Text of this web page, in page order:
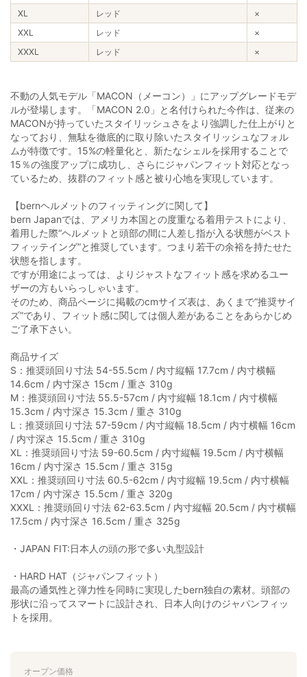
XL
レッド
×
XXL
レッド
×
XXXL
レッド ×
不動の人気モデル「MACON（メーコン）」にアップグレードモデ
ルが登場します。「MACON 2.0」と名付けられた今作は、従来の
MACONが持っていたスタイリッシュさをより強調した仕上がりと
なっており、無駄を徹底的に取り除いたスタイリッシュなフォル
ムが特徴です。15%の軽量化と、新たなシェルを採用することで
15％の強度アップに成功し、さらにジャパンフィット対応となっ
ているため、抜群のフィット感と被り心地を実現しています。
【bernヘルメットのフィッティングに関して】
bern Japanでは、アメリカ本国との度重なる着用テストにより、
着用した際“ヘルメットと頭部の間に人差し指が入る状態がベスト
フィッテイング”と推奨しています。つまり若干の余裕を持たせた
状態を指します。
ですが用途によっては、よりジャストなフィット感を求めるユー
ザーの方もいらっしゃいます。
そのため、商品ページに掲載のcmサイズ表は、あくまで“推奨サイ
ズ”であり、フィット感に関しては個人差があることをあらかじめ
ご了承下さい。
商品サイズ
S：推奨頭回り寸法 54-55.5cm / 内寸縦幅 17.7cm / 内寸横幅
14.6cm / 内寸深さ 15cm / 重さ 310g
M：推奨頭回り寸法 55.5-57cm / 内寸縦幅 18.1cm / 内寸横幅
15.3cm / 内寸深さ 15.3cm / 重さ 310g
L：推奨頭回り寸法 57-59cm / 内寸縦幅 18.5cm / 内寸横幅 16cm
/ 内寸深さ 15.5cm / 重さ 310g
XL：推奨頭回り寸法 59-60.5cm / 内寸縦幅 19.5cm / 内寸横幅
16cm / 内寸深さ 15.5cm / 重さ 315g
XXL：推奨頭回り寸法 60.5-62cm / 内寸縦幅 19.5cm / 内寸横幅
17cm / 内寸深さ 15.5cm / 重さ 320g
XXXL：推奨頭回り寸法 62-63.5cm / 内寸縦幅 20.5cm / 内寸横幅
17.5cm / 内寸深さ 16.5cm / 重さ 325g
・JAPAN FIT:日本人の頭の形で多い丸型設計
・HARD HAT（ジャパンフィット）
最高の通気性と弾力性を同時に実現したbern独自の素材。頭部の
形状に沿ってスマートに設計され、日本人向けのジャパンフィッ
トを採用。
オープン価格